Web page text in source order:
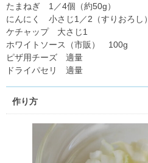
たまねぎ 1／4個（約50g）
にんにく 小さじ1／2（すりおろし）
ケチャップ 大さじ1
ホワイトソース（市販） 100g
ピザ用チーズ 適量
ドライパセリ 適量
作り方